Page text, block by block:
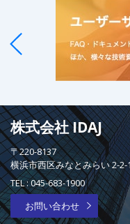
株式会社 IDAJ
〒220-8137
横浜市西区みなとみらい 2-
TEL :045-683-1900
お問い合わせ